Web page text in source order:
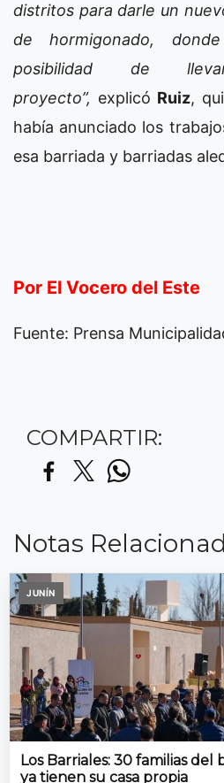
distritos para darle un
de hormigonado,
posibilidad de
proyecto”, explicó Ruiz,
había anunciado los
esa barriada y barriadas
Por El Vocero del Este
Fuente: Prensa
COMPARTIR:
Notas
JUNÍN
Los Barriales: 30 familias del
ya tienen su casa propia